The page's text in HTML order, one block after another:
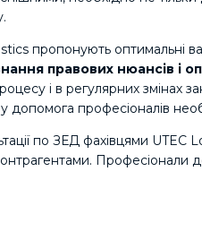
пропонують оптимальні
правових нюансів і
і в регулярних змінах
допомога професіоналів
по ЗЕД фахівцями